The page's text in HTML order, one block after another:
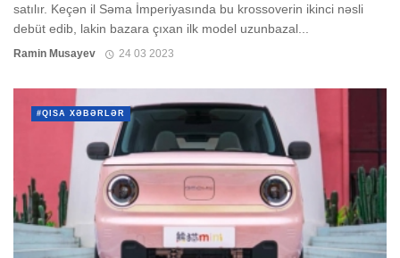
satılır. Keçən il Səma İmperiyasında bu krossoverin ikinci nəsli
debüt edib, lakin bazara çıxan ilk model uzunbazal...
Ramin Musayev 24 03 2023
#QISA XƏBƏRLƏR